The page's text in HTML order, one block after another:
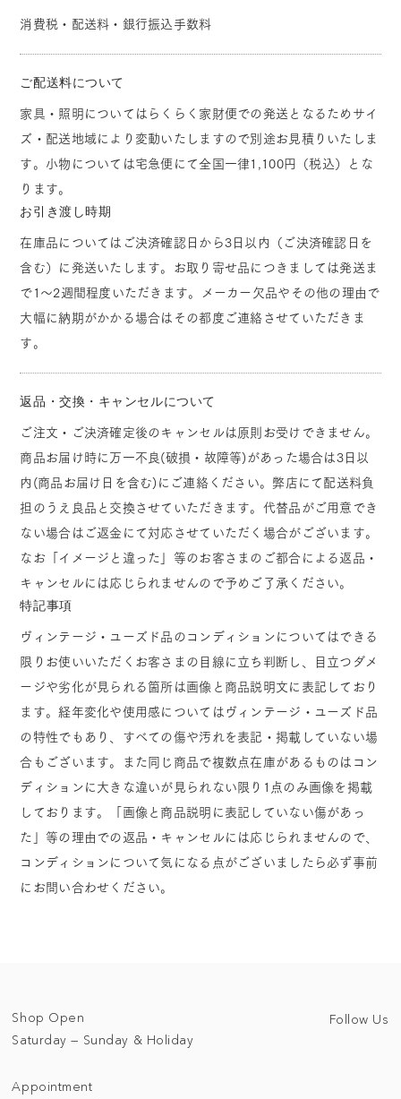
消費税・配送料・銀行振込手数料
ご配送料について
家具・照明についてはらくらく家財便での発送となるためサイ
ズ・配送地域により変動いたしますので別途お見積りいたしま
す。小物については宅急便にて全国一律1,100円（税込）とな
ります。
お引き渡し時期
在庫品についてはご決済確認日から3日以内（ご決済確認日を
含む）に発送いたします。お取り寄せ品につきましては発送ま
で1～2週間程度いただきます。メーカー欠品やその他の理由で
大幅に納期がかかる場合はその都度ご連絡させていただきま
す。
返品・交換・キャンセルについて
ご注文・ご決済確定後のキャンセルは原則お受けできません。
商品お届け時に万一不良(破損・故障等)があった場合は3日以
内(商品お届け日を含む)にご連絡ください。弊店にて配送料負
担のうえ良品と交換させていただきます。代替品がご用意でき
ない場合はご返金にて対応させていただく場合がございます。
なお「イメージと違った」等のお客さまのご都合による返品・
キャンセルには応じられませんので予めご了承ください。
特記事項
ヴィンテージ・ユーズド品のコンディションについてはできる
限りお使いいただくお客さまの目線に立ち判断し、目立つダメ
ージや劣化が見られる箇所は画像と商品説明文に表記しており
ます。経年変化や使用感についてはヴィンテージ・ユーズド品
の特性でもあり、すべての傷や汚れを表記・掲載していない場
合もございます。また同じ商品で複数点在庫があるものはコン
ディションに大きな違いが見られない限り1点のみ画像を掲載
しております。「画像と商品説明に表記していない傷があっ
た」等の理由での返品・キャンセルには応じられませんので、
コンディションについて気になる点がございましたら必ず事前
にお問い合わせください。
Shop Open
Saturday — Sunday & Holiday
Appointment
Follow Us